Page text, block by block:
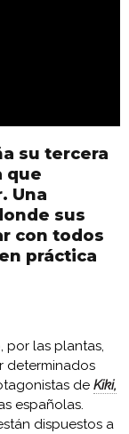
su tercera
que
Una
sus
con todos
práctica
por las plantas,
determinados
de Kiki,
españolas.
dispuestos a